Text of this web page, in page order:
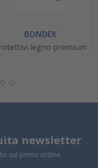
BONDEX
legno premium
newsletter
sul primo ordine